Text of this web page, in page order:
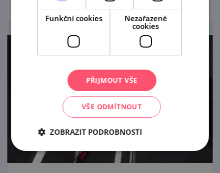
Funkční cookies
Nezařazené
cookies
PŘIJMOUT VŠE
VŠE ODMÍTNOUT
ZOBRAZIT PODROBNOSTI